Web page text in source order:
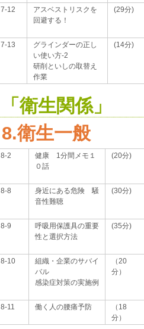
7-12
アスベストリスクを
回避する！
(29分)
7-13
グラインダーの正し
い使い方-2
研削といしの取替え
作業
(14分)
「衛生関係」
8.衛生一般
8-2
健康 1分間メモ１
０話
(20分)
8-8
身近にある危険 騒
音性難聴
(30分)
8-9
呼吸用保護具の重要
性と選択方法
(35分)
8-10
組織・企業のサバイ
バル
感染症対策の実施例
（20
分）
8-11 働く人の腰痛予防
（18
分）